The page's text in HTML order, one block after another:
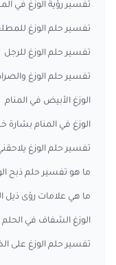
تفسير رؤية الوزغ في
تفسير حلم الوزغ
تفسير حلم الوزغ للرجل
تفسير حلم الوزغ
الوزغ الأبيض في المنام
الوزغ في المنام بشارة
تفسير حلم الوزغ
ما هو تفسير حلم ذبح
ما هي علامات رؤى ذيل
الوزغ الشفاف في الحلم
تفسير حلم الوزغ على